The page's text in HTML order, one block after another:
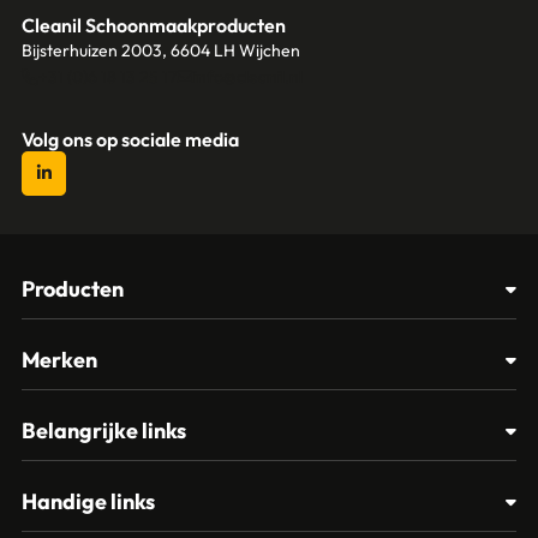
Cleanil Schoonmaakproducten
Bijsterhuizen 2003, 6604 LH Wijchen
Volg ons op sociale media
Producten
Glasbewassing
Materialen
Papier – Dispensers - Toiletinrichting
Merken
Spectro
Vikan
Belangrijke links
Handige links